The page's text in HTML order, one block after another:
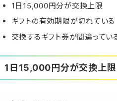
1日15,000円分が交換上限
ギフトの有効期限が切れている
交換するギフト券が間違ってい
1日15,000円分が交換上限